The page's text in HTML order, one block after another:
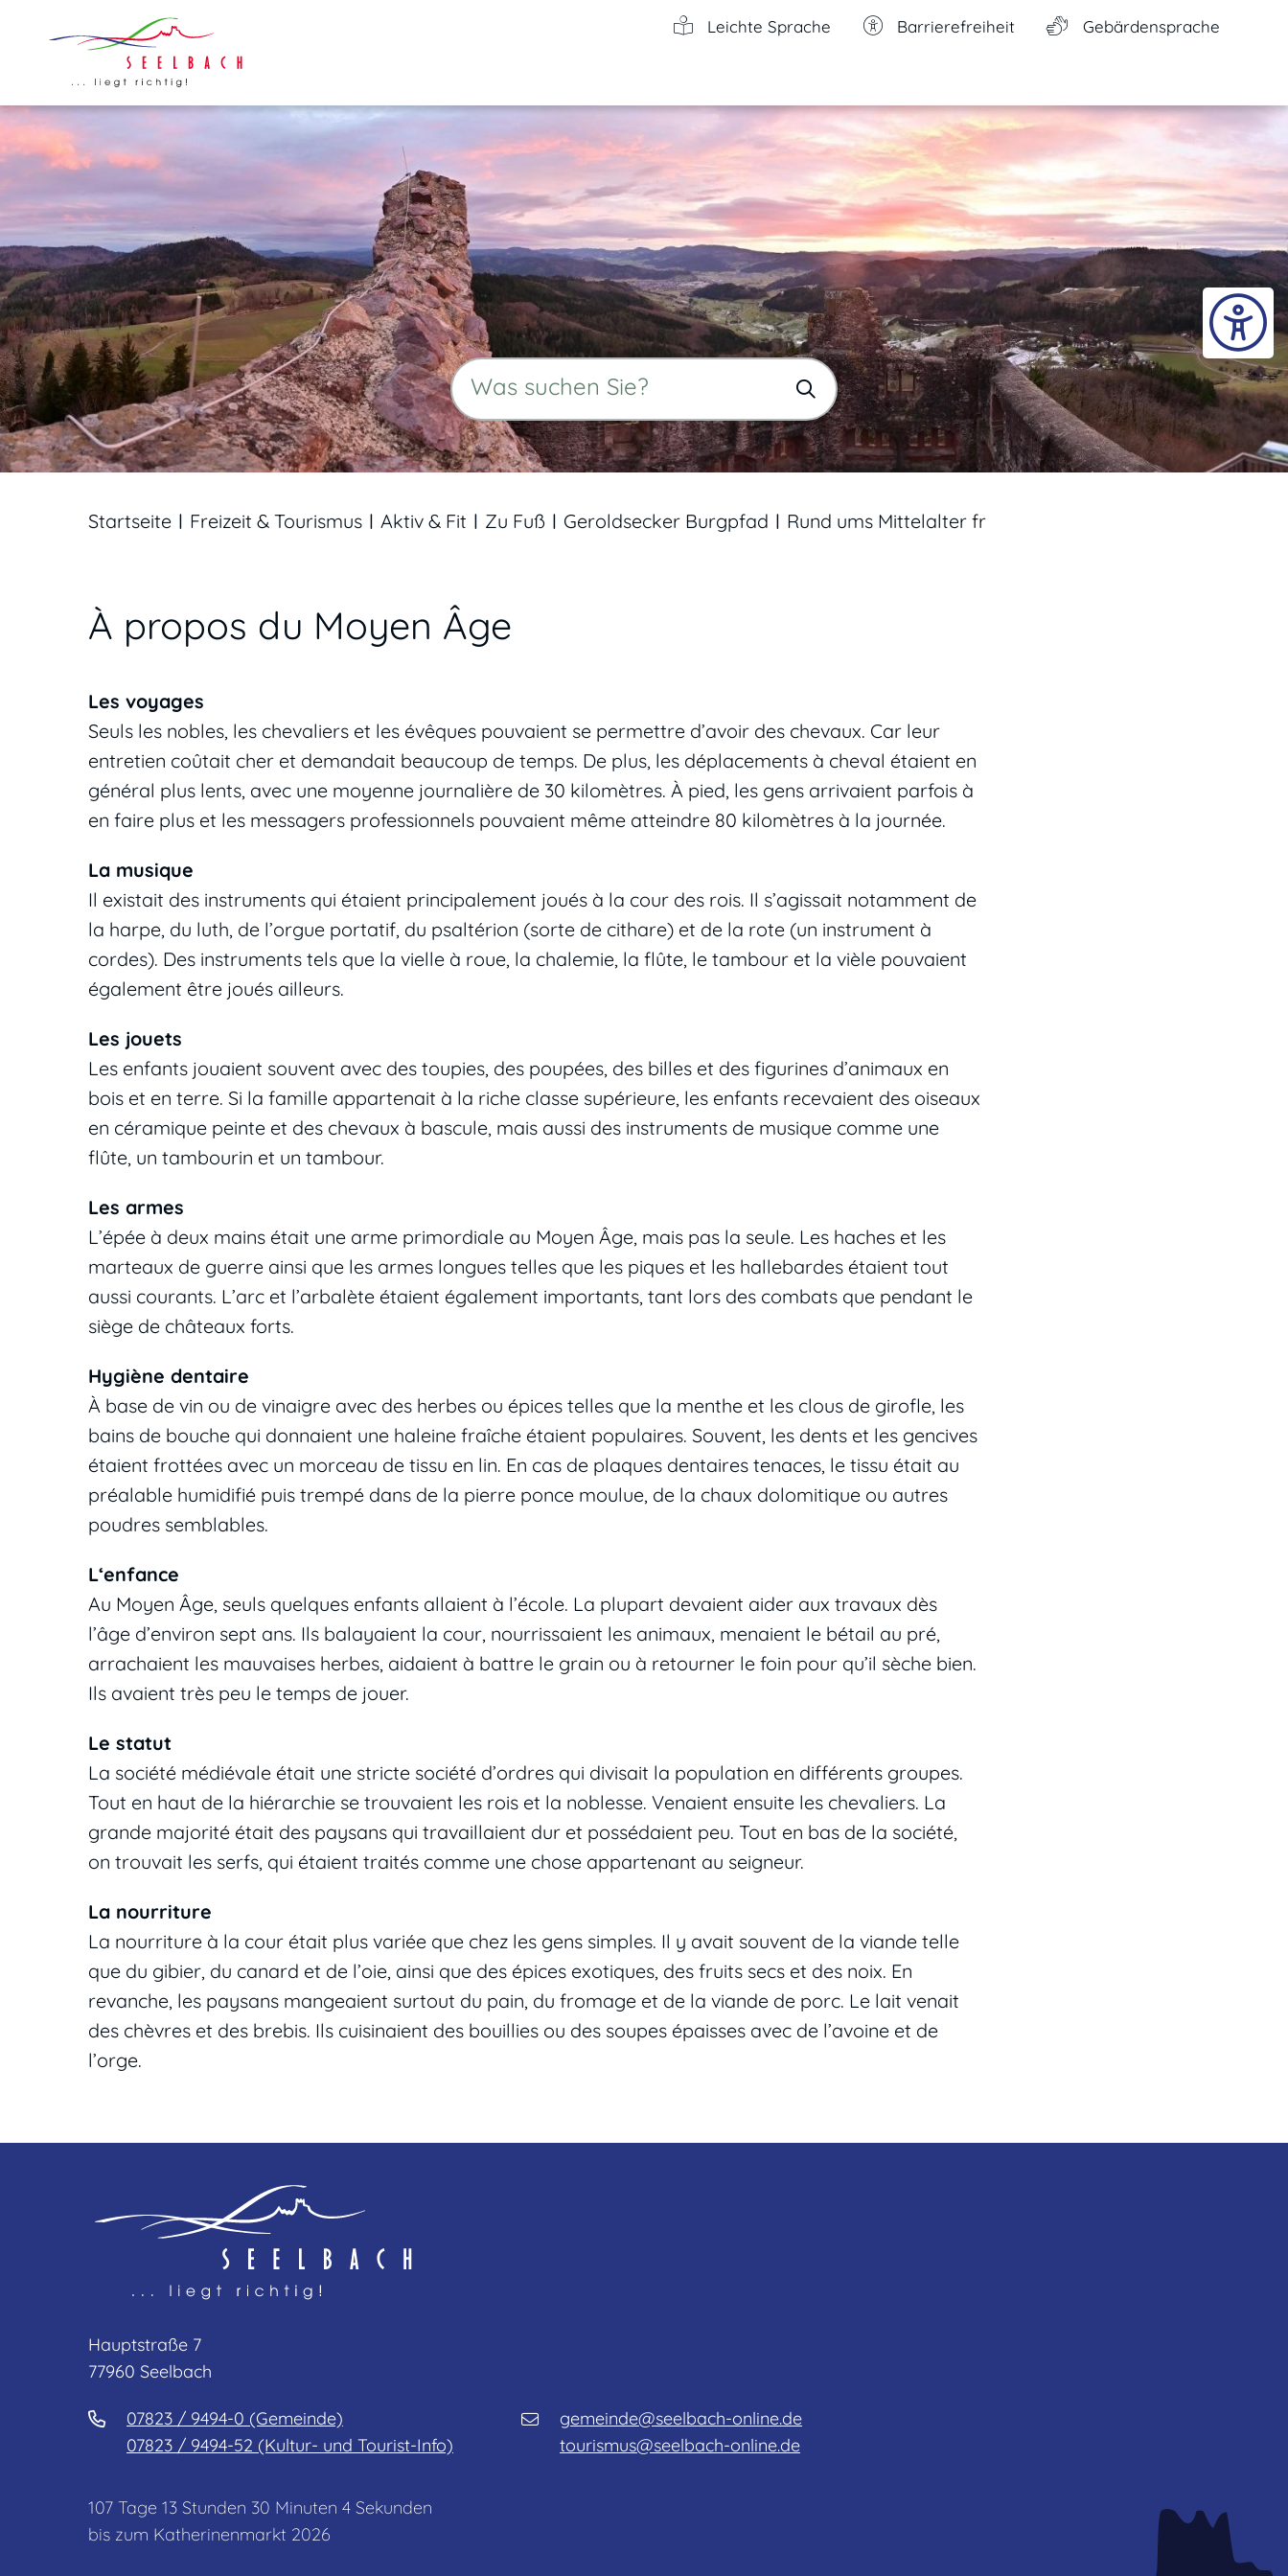
Leichte Sprache Barrierefreiheit Gebärdensprache
Startseite Freizeit & Tourismus Aktiv & Fit Zu Fuß Geroldsecker Burgpfad Rund ums Mittelalter fr
À propos du Moyen Âge
Les voyages
Seuls les nobles, les chevaliers et les évêques pouvaient se permettre d’avoir des chevaux. Car leur
entretien coûtait cher et demandait beaucoup de temps. De plus, les déplacements à cheval étaient en
général plus lents, avec une moyenne journalière de 30 kilomètres. À pied, les gens arrivaient parfois à
en faire plus et les messagers professionnels pouvaient même atteindre 80 kilomètres à la journée.
La musique
Il existait des instruments qui étaient principalement joués à la cour des rois. Il s’agissait notamment de
la harpe, du luth, de l’orgue portatif, du psaltérion (sorte de cithare) et de la rote (un instrument à
cordes). Des instruments tels que la vielle à roue, la chalemie, la flûte, le tambour et la vièle pouvaient
également être joués ailleurs.
Les jouets
Les enfants jouaient souvent avec des toupies, des poupées, des billes et des figurines d’animaux en
bois et en terre. Si la famille appartenait à la riche classe supérieure, les enfants recevaient des oiseaux
en céramique peinte et des chevaux à bascule, mais aussi des instruments de musique comme une
flûte, un tambourin et un tambour.
Les armes
L’épée à deux mains était une arme primordiale au Moyen Âge, mais pas la seule. Les haches et les
marteaux de guerre ainsi que les armes longues telles que les piques et les hallebardes étaient tout
aussi courants. L’arc et l’arbalète étaient également importants, tant lors des combats que pendant le
siège de châteaux forts.
Hygiène dentaire
À base de vin ou de vinaigre avec des herbes ou épices telles que la menthe et les clous de girofle, les
bains de bouche qui donnaient une haleine fraîche étaient populaires. Souvent, les dents et les gencives
étaient frottées avec un morceau de tissu en lin. En cas de plaques dentaires tenaces, le tissu était au
préalable humidifié puis trempé dans de la pierre ponce moulue, de la chaux dolomitique ou autres
poudres semblables.
L‘enfance
Au Moyen Âge, seuls quelques enfants allaient à l’école. La plupart devaient aider aux travaux dès
l’âge d’environ sept ans. Ils balayaient la cour, nourrissaient les animaux, menaient le bétail au pré,
arrachaient les mauvaises herbes, aidaient à battre le grain ou à retourner le foin pour qu’il sèche bien.
Ils avaient très peu le temps de jouer.
Le statut
La société médiévale était une stricte société d’ordres qui divisait la population en différents groupes.
Tout en haut de la hiérarchie se trouvaient les rois et la noblesse. Venaient ensuite les chevaliers. La
grande majorité était des paysans qui travaillaient dur et possédaient peu. Tout en bas de la société,
on trouvait les serfs, qui étaient traités comme une chose appartenant au seigneur.
La nourriture
La nourriture à la cour était plus variée que chez les gens simples. Il y avait souvent de la viande telle
que du gibier, du canard et de l’oie, ainsi que des épices exotiques, des fruits secs et des noix. En
revanche, les paysans mangeaient surtout du pain, du fromage et de la viande de porc. Le lait venait
des chèvres et des brebis. Ils cuisinaient des bouillies ou des soupes épaisses avec de l’avoine et de
l’orge.
Hauptstraße 7
77960 Seelbach
07823 / 9494-0 (Gemeinde)
07823 / 9494-52 (Kultur- und Tourist-Info)
gemeinde@seelbach-online.de
tourismus@seelbach-online.de
107 Tage 13 Stunden 30 Minuten 4 Sekunden
bis zum Katherinenmarkt 2026